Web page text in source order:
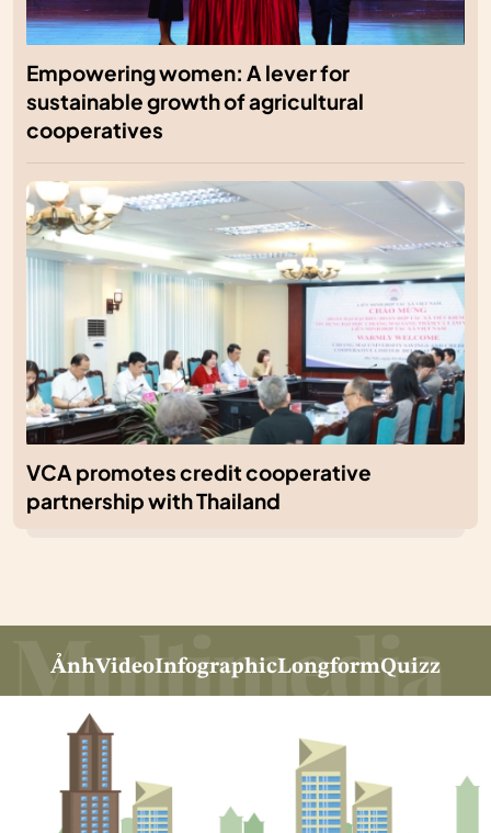
Empowering women: A lever for
sustainable growth of agricultural
cooperatives
VCA promotes credit cooperative
partnership with Thailand
ẢnhVideoInfographicLongformQuizz